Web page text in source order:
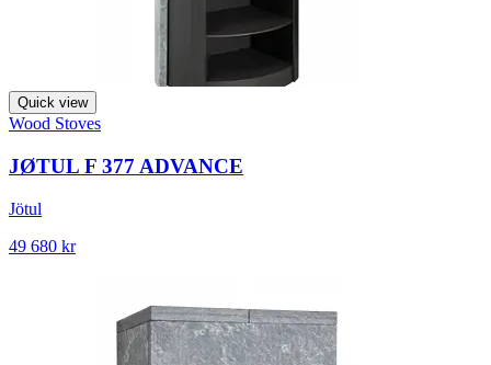
Quick view
Wood Stoves
JØTUL F 377 ADVANCE
Jötul
49 680 kr